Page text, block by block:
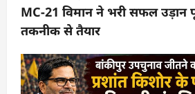
MC-21 विमान ने भरी सफल उड़ान
तकनीक से तैयार